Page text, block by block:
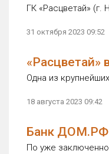
ГК «Расцветай» (г.
31 октября 2023 09:52
«Расцветай»
Одна из
18 августа 2023 09:42
Банк ДОМ.РФ
По уже